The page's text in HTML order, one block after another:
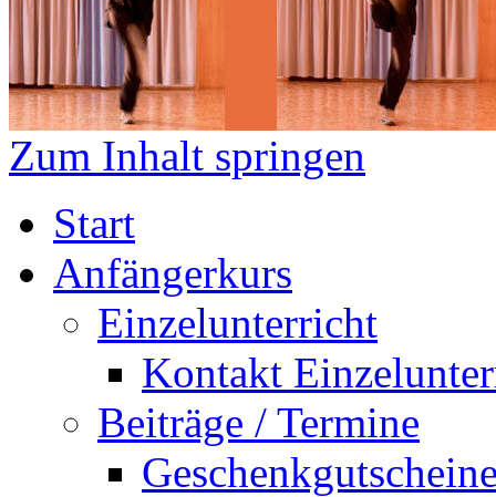
Zum Inhalt springen
Start
Anfängerkurs
Einzelunterricht
Kontakt
Beiträge / Termine